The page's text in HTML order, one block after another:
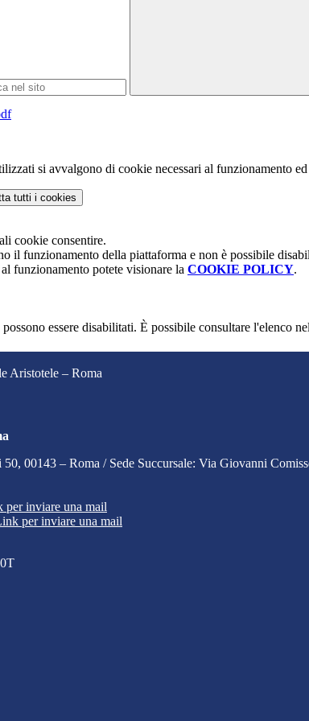
si avvalgono di cookie necessari al funzionamento
tutti i cookies
cookie consentire.
il funzionamento della piattaforma e non è possibile
funzionamento potete visionare la COOKIE POLICY.
essere disabilitati. È possibile consultare l'elenco
Aristotele – Roma
00143 – Roma / Sede Succursale: Via Giovanni
per inviare una mail
per inviare una mail